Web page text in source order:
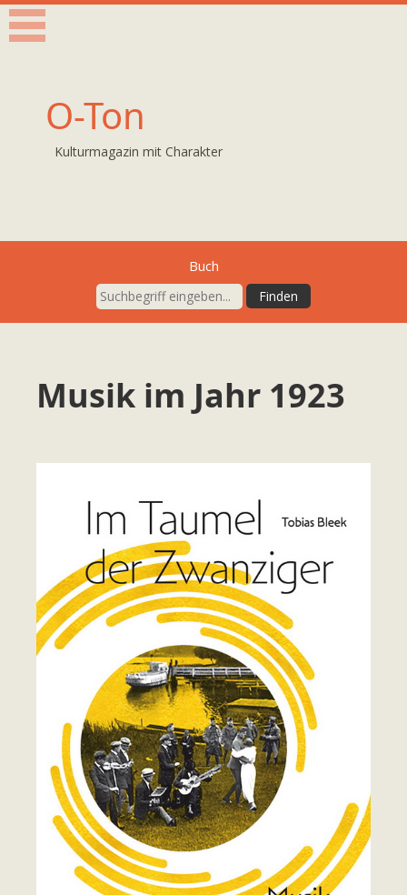
O-Ton
Kulturmagazin mit Charakter
Buch
Musik im Jahr 1923